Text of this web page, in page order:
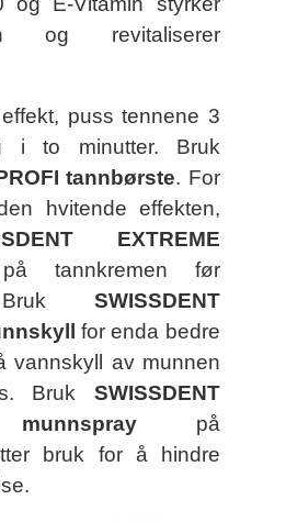
og revitaliserer
puss tennene 3
i to minutter. Bruk
tannbørste. For
hvitende effekten,
EXTREME
tannkremen før
Bruk SWISSDENT
for enda bedre
vannskyll av munnen
Bruk SWISSDENT
på
bruk for å hindre